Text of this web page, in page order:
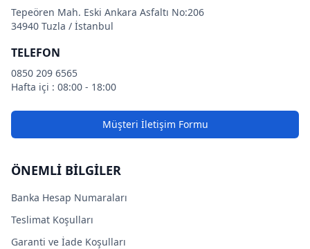
Tepeören Mah. Eski Ankara Asfaltı No:206
34940 Tuzla / İstanbul
TELEFON
0850 209 6565
Hafta içi : 08:00 - 18:00
Müşteri İletişim Formu
ÖNEMLİ BİLGİLER
Banka Hesap Numaraları
Teslimat Koşulları
Garanti ve İade Koşulları